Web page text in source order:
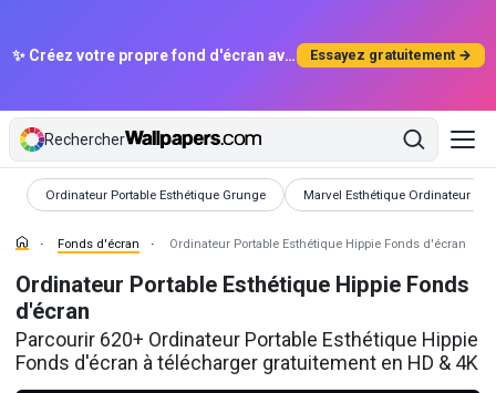
✨ Créez votre propre fond d'écran avec l'IA Essayez gratuitement →
Rechercher
Ordinateur Portable Esthétique Grunge
Fonds d'écran Marvel Esthétique Ordinateur
Fonds d'écran
Fonds d'écran Ordinateur Portable Esthétique Hippie Fonds d'écran
Ordinateur Portable Esthétique Hippie Fonds
d'écran
Parcourir 620+ Ordinateur Portable Esthétique Hippie
Fonds d'écran à télécharger gratuitement en HD & 4K